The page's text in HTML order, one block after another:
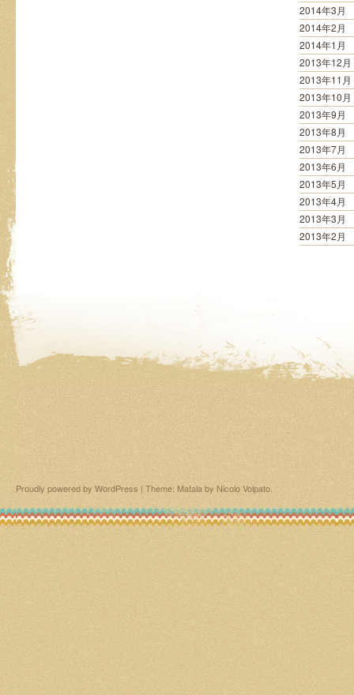
2014年3月
2014年2月
2014年1月
2013年12月
2013年11月
2013年10月
2013年9月
2013年8月
2013年7月
2013年6月
2013年5月
2013年4月
2013年3月
2013年2月
Proudly powered by WordPress | Theme: Matala by Nicolo Volpato